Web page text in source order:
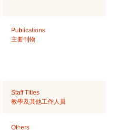
Publications
主要刊物
Staff Titles
教學及其他工作人員
Others